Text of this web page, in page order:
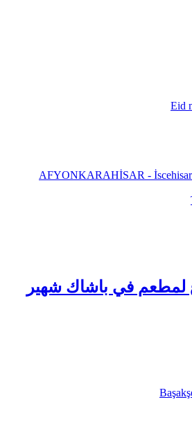
Eid
AFYONKARAHİSAR -
لمطعم في باشاك شهير